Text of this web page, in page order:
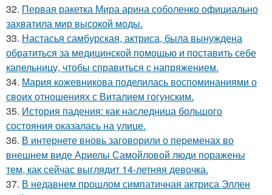
32. Первая ракетка Мира арина соболенко официально
захватила мир высокой моды.
33. Настасья самбурская, актриса, была вынуждена
обратиться за медицинской помощью и поставить себе
капельницу, чтобы справиться с напряжением.
34. Мария кожевникова поделилась воспоминаниями о
своих отношениях с Виталием гогунским.
35. История падения: как наследница большого
состояния оказалась на улице.
36. В интернете вновь заговорили о переменах во
внешнем виде Ариелы Самойловой люди поражены
тем, как сейчас выглядит 14-летняя девочка.
37. В недавнем прошлом симпатичная актриса Эллен